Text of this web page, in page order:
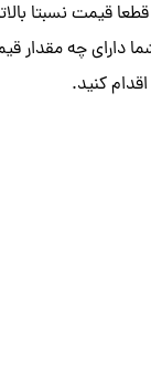
قطعا قیمت نسبتا
دارای چه مقدار
کنید.